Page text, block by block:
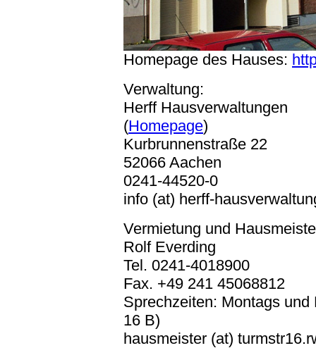
Homepage des Hauses:
Verwaltung:
Herff Hausverwaltungen
(Homepage)
Kurbrunnenstraße 22
52066 Aachen
0241-44520-0
info (at) herff-
Vermietung und
Rolf Everding
Tel. 0241-4018900
Fax. +49 241 45068812
Sprechzeiten: Montags
16 B)
hausmeister (at)